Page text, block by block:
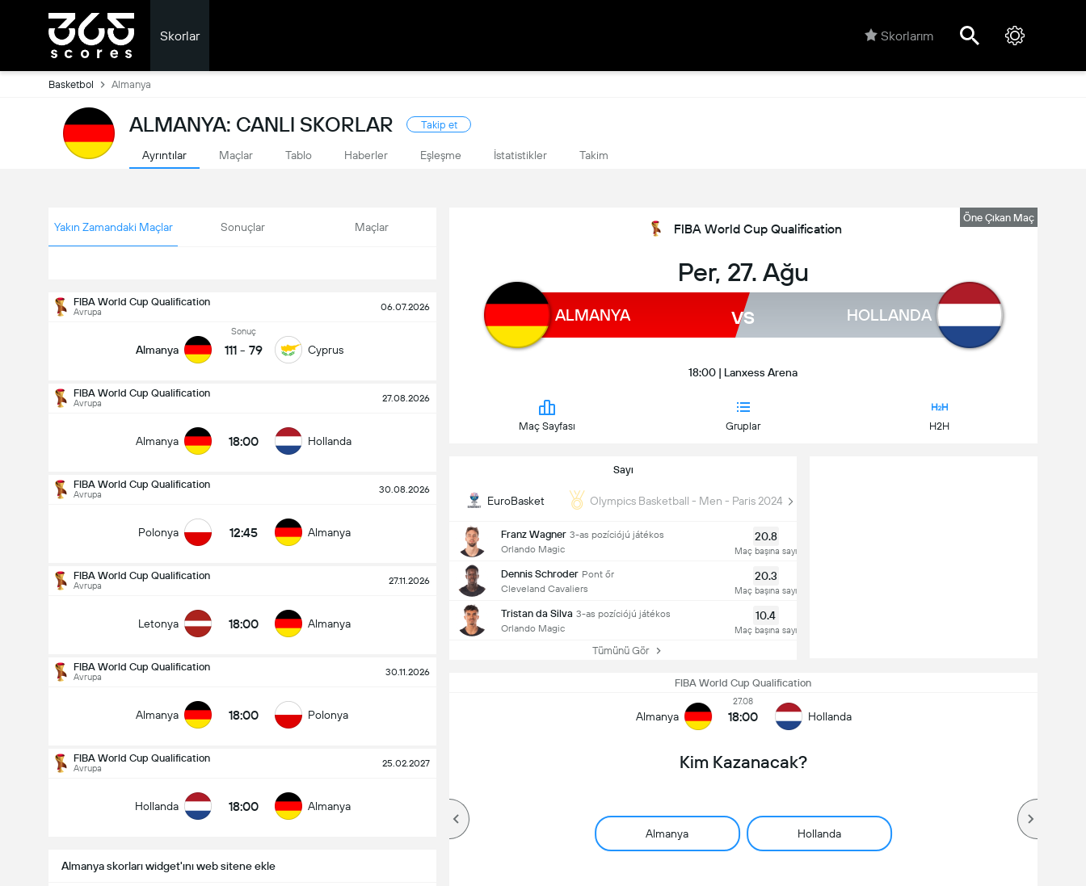
Skorlar Skorlarım
Basketbol Almanya
ALMANYA: CANLI SKORLAR Takip et
Ayrıntılar Maçlar Tablo Haberler Eşleşme İstatistikler Takim
Yakın Zamandaki Maçlar Sonuçlar Maçlar
FIBA World Cup Qualification
Avrupa 06.07.2026
Almanya
Sonuç
111 - 79 Cyprus
FIBA World Cup Qualification
Avrupa 27.08.2026
Almanya 18:00 Hollanda
FIBA World Cup Qualification
Avrupa 30.08.2026
Polonya 12:45 Almanya
FIBA World Cup Qualification
Avrupa 27.11.2026
Letonya 18:00 Almanya
FIBA World Cup Qualification
Avrupa 30.11.2026
Almanya 18:00 Polonya
FIBA World Cup Qualification
Avrupa 25.02.2027
Hollanda 18:00 Almanya
Almanya skorları widget'ını web sitene ekle
Öne Çıkan Maç
FIBA World Cup Qualification
Per, 27. Ağu
ALMANYA vs HOLLANDA
18:00 | Lanxess Arena
Maç Sayfası Gruplar H2H
Sayı
EuroBasket Olympics Basketball - Men - Paris 2024
Franz Wagner 3-as pozíciójú játékos
Orlando Magic
20.8
Maç başına sayı
Dennis Schroder Pont őr
Cleveland Cavaliers
20.3
Maç başına sayı
Tristan da Silva 3-as pozíciójú játékos
Orlando Magic
10.4
Maç başına sayı
Tümünü Gör
FIBA World Cup Qualification
Almanya
27.08
18:00 Hollanda
Kim Kazanacak?
Almanya Hollanda
FIBA World Cup Qualification
12:45 Almanya
Kim Kazanacak?